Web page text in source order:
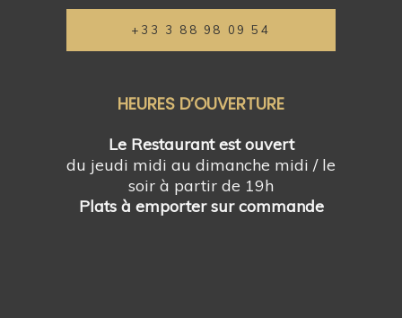
+33 3 88 98 09 54
HEURES D’OUVERTURE
Le Restaurant est ouvert
du jeudi midi au dimanche midi / le
soir à partir de 19h
Plats à emporter sur commande